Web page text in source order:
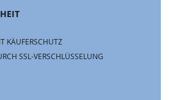
KÄUFERSCHUTZ
SSL-VERSCHLÜSSELUNG